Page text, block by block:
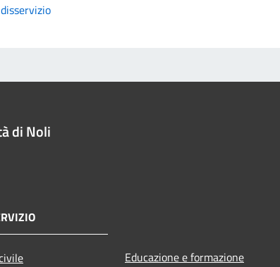
di Noli
Educazione e formazione